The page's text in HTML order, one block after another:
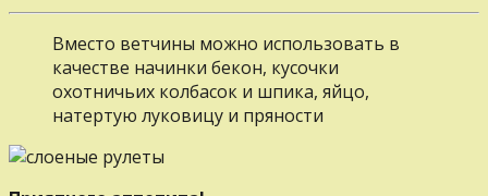
Вместо ветчины можно использовать в
качестве начинки бекон, кусочки
охотничьих колбасок и шпика, яйцо,
натертую луковицу и пряности